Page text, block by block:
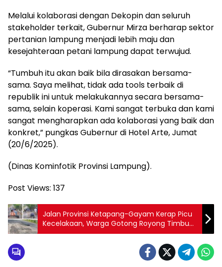
Melalui kolaborasi dengan Dekopin dan seluruh
stakeholder terkait, Gubernur Mirza berharap sektor
pertanian lampung menjadi lebih maju dan
kesejahteraan petani lampung dapat terwujud.
“Tumbuh itu akan baik bila dirasakan bersama-
sama. Saya melihat, tidak ada tools terbaik di
republik ini untuk melakukannya secara bersama-
sama, selain koperasi. Kami sangat terbuka dan kami
sangat mengharapkan ada kolaborasi yang baik dan
konkret,” pungkas Gubernur di Hotel Arte, Jumat
(20/6/2025).
(Dinas Kominfotik Provinsi Lampung).
Post Views: 137
Jalan Provinsi Ketapang-Gayam Kerap Picu
Kecelakaan, Warga Gotong Royong Timbun
Seadanya